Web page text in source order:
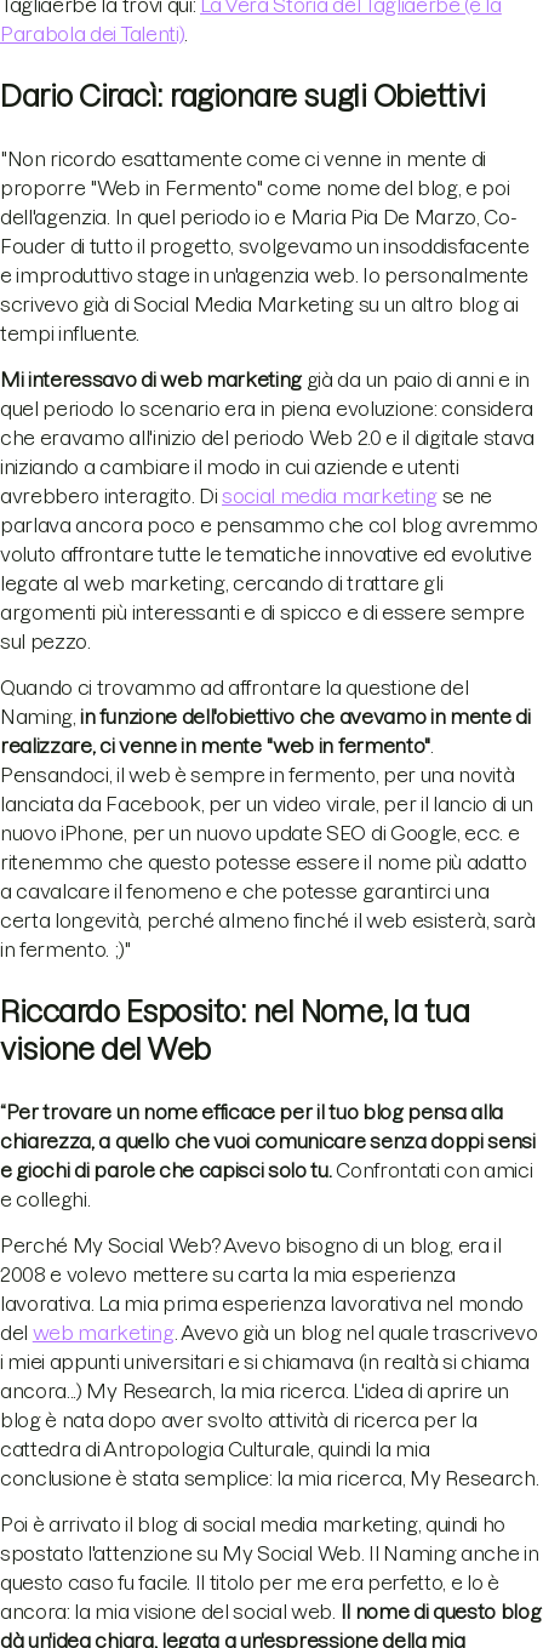
Parabola dei Talenti)
Dario Ciracì: ragionare sugli Obiettivi
"Non ricordo esattamente come ci venne in mente di
proporre "Web in Fermento" come nome del blog, e poi
dell'agenzia. In quel periodo io e Maria Pia De Marzo, Co-
Fouder di tutto il progetto, svolgevamo un insoddisfacente
e improduttivo stage in un'agenzia web. Io personalmente
scrivevo già di Social Media Marketing su un altro blog ai
tempi influente.
Mi interessavo di web marketinggià da un paio di anni e in
quel periodo lo scenario era in piena evoluzione: considera
che eravamo all'inizio del periodo Web 2.0 e il digitale stava
iniziando a cambiare il modo in cui aziende e utenti
avrebbero interagito. Di social media marketingse ne
parlava ancora poco e pensammo che col blog avremmo
voluto affrontare tutte le tematiche innovative ed evolutive
legate al web marketing, cercando di trattare gli
argomenti più interessanti e di spicco e di essere sempre
sul pezzo.
Quando ci trovammo ad affrontare la questione del
Naming,in funzione dell'obiettivo che avevamo in mente di
realizzare, ci venne in mente "web in fermento".
Pensandoci, il web è sempre in fermento, per una novità
lanciata da Facebook, per un video virale, per il lancio di un
nuovo iPhone, per un nuovo update SEO di Google, ecc. e
ritenemmo che questo potesse essere il nome più adatto
a cavalcare il fenomeno e che potesse garantirci una
certa longevità, perché almeno finché il web esisterà, sarà
in fermento. ;)"
Riccardo Esposito: nel Nome, la tua
visione del Web
“Per trovare un nome efficace per il tuo blog pensa alla
chiarezza, a quello che vuoi comunicare senza doppi sensi
e giochi di parole che capisci solo tu. Confrontati con amici
e colleghi.
Perché My Social Web? Avevo bisogno di un blog, era il
2008 e volevo mettere su carta la mia esperienza
lavorativa. La mia prima esperienza lavorativa nel mondo
del web marketing. Avevo già un blog nel quale trascrivevo
i miei appunti universitari e si chiamava (in realtà si chiama
ancora...) My Research, la mia ricerca. L'idea di aprire un
blog è nata dopo aver svolto attività di ricerca per la
cattedra di Antropologia Culturale, quindi la mia
conclusione è stata semplice: la mia ricerca, My Research.
Poi è arrivato il blog di social media marketing, quindi ho
spostato l'attenzione su My Social Web. Il Naming anche in
questo caso fu facile. Il titolo per me era perfetto, e lo è
ancora: la mia visione del social web. Il nome di questo blog
dà un'idea chiara, legata a un'espressione della mia